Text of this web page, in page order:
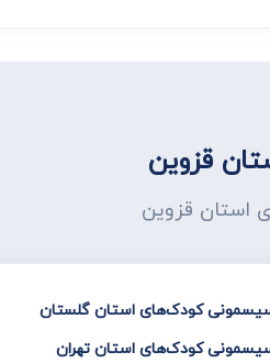
قزوین
استان قزوین
کودک‌های استان گلستان
کودک‌های استان تهران